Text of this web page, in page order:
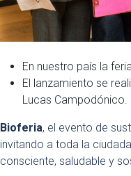
En nuestro país la
El lanzamiento se
Lucas Campodónico.
Bioferia, el evento de
invitando a toda la
consciente, saludable y